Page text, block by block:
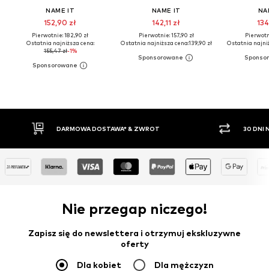
NAME IT
152,90 zł
Pierwotnie: 182,90 zł
Ostatnia najniższa cena:
155,47 zł-1%
NAME IT
142,11 zł
Pierwotnie: 157,90 zł
Ostatnia najniższa cena:139,90 zł
Ostatnia
30 DNI NA ZWROT TOWARU
Nie przegap niczego!
Zapisz się do newslettera i otrzymuj ekskluzywne
oferty
Dla kobiet Dla mężczyzn